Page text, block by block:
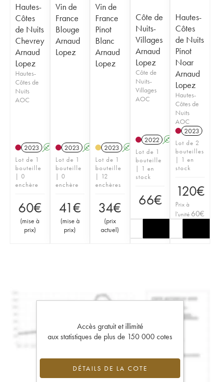
Hautes-
Côtes
de Nuits
Chevrey
Arnaud
Lopez
Hautes-
Côtes de
Nuits
AOC
2023 A
Lot de 1
bouteille
| 0
enchère
60€
(mise à
prix)
Vin de
France
Blouge
Arnaud
Lopez
2023 A
Lot de 1
bouteille
| 0
enchère
41€
(mise à
prix)
Vin de
France
Pinot
Blanc
Arnaud
Lopez
2023 A
Lot de 1
bouteille
| 12
enchères
34€
(prix
actuel)
Côte de
Nuits-
Villages
Arnaud
Lopez
Côte de
Nuits-
Villages
AOC
2022 A K
Lot de 1
bouteille
| 1 en
stock
66€
Hautes-
Côtes
de Nuits
Pinot
Noar
Arnaud
Lopez
Hautes-
Côtes de
Nuits
AOC
2023
Lot de 2
bouteilles
| 1 en
stock
120€
Prix à
l'unité 60€
Accès gratuit et illimité
aux statistiques de plus de 150 000 cotes
DÉTAILS DE LA COTE